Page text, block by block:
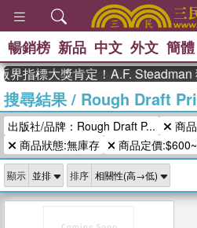
熱搜：
、 The
史是一
獎 臺灣
登輝時代
偉大的迷
暢銷榜 新品 中文 外文 簡體
界指標大獎肯定！A.F.
搜尋結果/ Rough Draft
出版社/品牌：Rough Draft P...
商
商品狀態:無庫存
商品定價
顯示 排序